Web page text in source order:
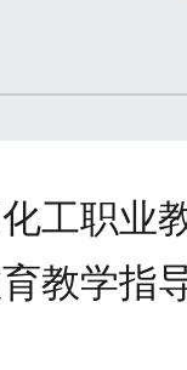
工职业
教学指